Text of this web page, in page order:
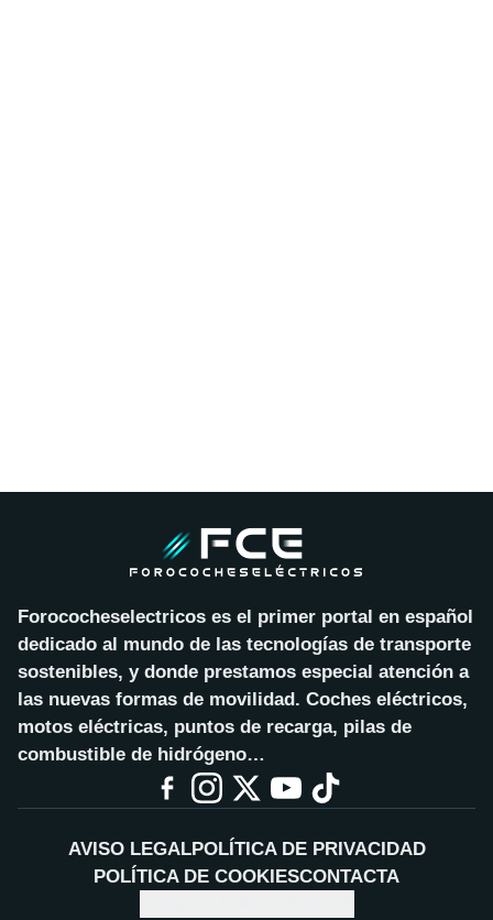
Forococheselectricos es el primer portal en español
dedicado al mundo de las tecnologías de transporte
sostenibles, y donde prestamos especial atención a
las nuevas formas de movilidad. Coches eléctricos,
motos eléctricas, puntos de recarga, pilas de
combustible de hidrógeno…
AVISO LEGALPOLÍTICA DE PRIVACIDAD
POLÍTICA DE COOKIESCONTACTA